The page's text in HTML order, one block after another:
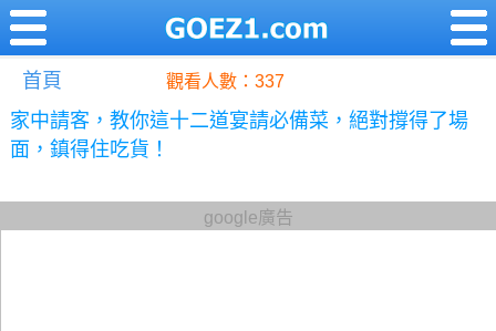
首頁 觀看人數：337
家中請客，教你這十二道宴請必備菜，絕對撐得了場
面，鎮得住吃貨！
google廣告